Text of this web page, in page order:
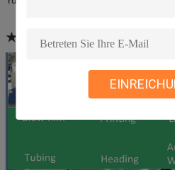
★Our Arbeitsfluß